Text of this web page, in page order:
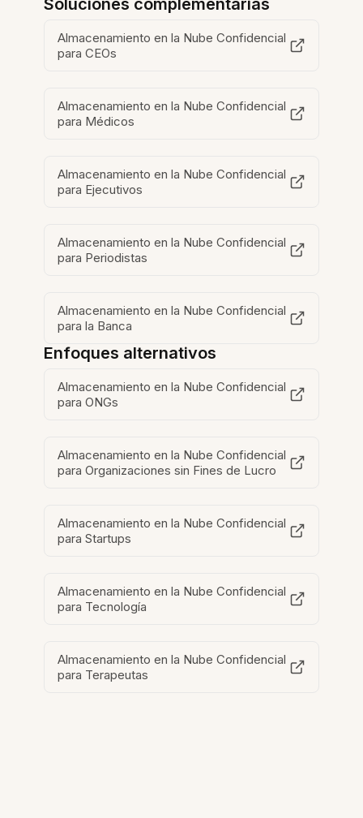
Soluciones complementarias
Almacenamiento en la Nube Confidencial
para CEOs
Almacenamiento en la Nube Confidencial
para Médicos
Almacenamiento en la Nube Confidencial
para Ejecutivos
Almacenamiento en la Nube Confidencial
para Periodistas
Almacenamiento en la Nube Confidencial
para la Banca
Enfoques alternativos
Almacenamiento en la Nube Confidencial
para ONGs
Almacenamiento en la Nube Confidencial
para Organizaciones sin Fines de Lucro
Almacenamiento en la Nube Confidencial
para Startups
Almacenamiento en la Nube Confidencial
para Tecnología
Almacenamiento en la Nube Confidencial
para Terapeutas